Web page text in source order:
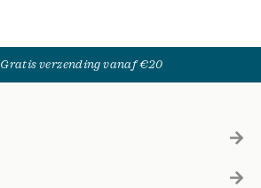
Gratis verzending vanaf €20